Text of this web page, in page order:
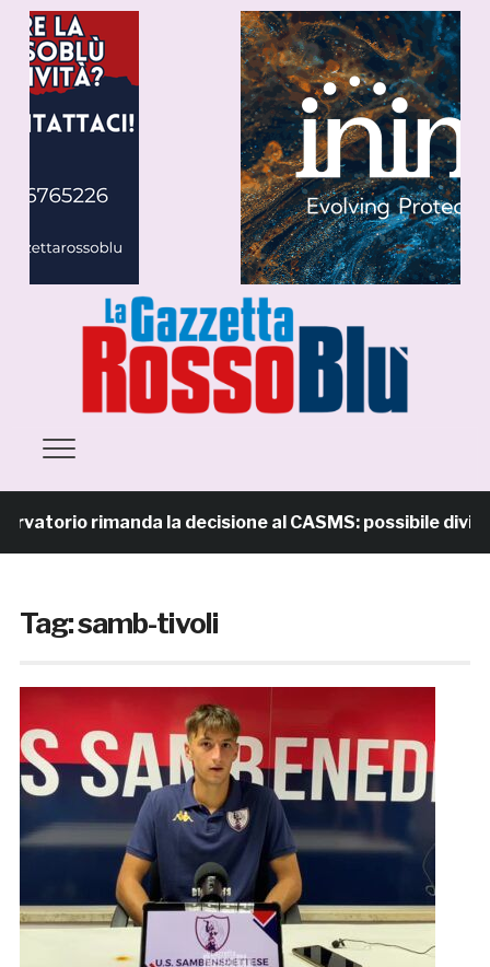
rimanda la decisione al CASMS: possibile divieto
Tag:samb-tivoli